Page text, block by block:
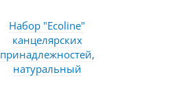
Набор "Ecoline"
канцелярских
принадлежностей,
натуральный